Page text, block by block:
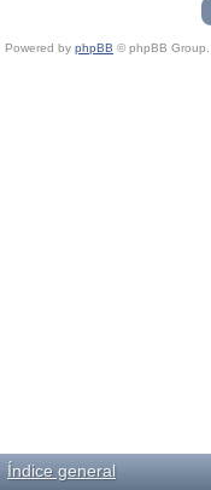
Powered by phpBB © phpBB Group.
Índice general